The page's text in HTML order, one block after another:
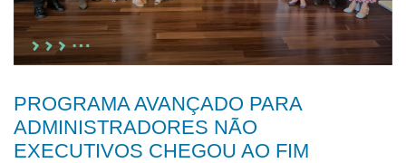
PROGRAMA AVANÇADO PARA
ADMINISTRADORES NÃO
EXECUTIVOS CHEGOU AO FIM